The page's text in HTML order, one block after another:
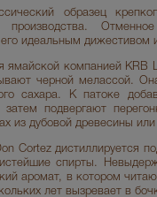
образец
производства.
идеальным дижестивом
ямайской компанией
черной мелассой.
сахара. К патоке
подвергают
из дубовой древесины
Cortez дистиллируется
спирты.
аромат, в котором
лет вызревает в